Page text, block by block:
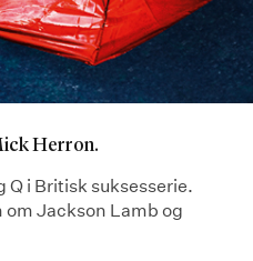
Herron.
i Britisk suksesserie.
om Jackson Lamb og